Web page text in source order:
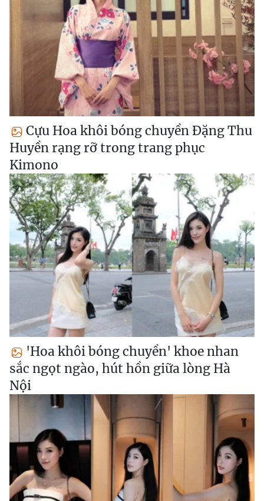
Cựu Hoa khôi bóng chuyền Đặng Thu
Huyền rạng rỡ trong trang phục
Kimono
'Hoa khôi bóng chuyền' khoe nhan
sắc ngọt ngào, hút hồn giữa lòng Hà
Nội